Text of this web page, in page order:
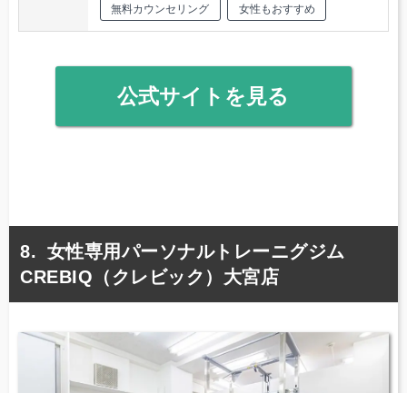
無料カウンセリング 女性もおすすめ
公式サイトを見る
女性専用パーソナルトレーニグジム
CREBIQ（クレビック）大宮店